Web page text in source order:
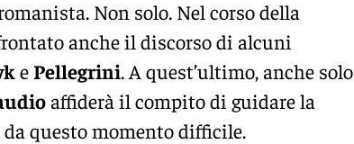
Non solo. Nel corso della
anche il discorso di alcuni
ePellegrini. A quest’ultimo, anche solo
affiderà il compito di guidare la
questo momento difficile.